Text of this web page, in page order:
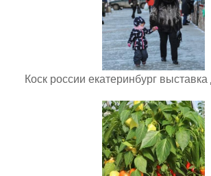
Коск россии екатеринбург